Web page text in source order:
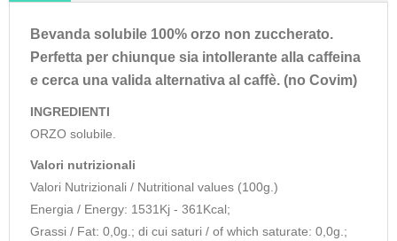
Bevanda solubile 100% orzo non zuccherato.
Perfetta per chiunque sia intollerante alla caffeina
e cerca una valida alternativa al caffè. (no Covim)
INGREDIENTI
ORZO solubile.
Valori nutrizionali
Valori Nutrizionali / Nutritional values ​​(100g.)
Energia / Energy: 1531Kj - 361Kcal;
Grassi / Fat: 0,0g.; di cui saturi / of which saturate: 0,0g.;